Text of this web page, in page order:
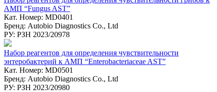
АМП “Fungus AST”
Кат. Номер: MD0401
Бренд: Autobio Diagnostics Co., Ltd
РУ: РЗН 2023/20978
Набор реагентов для определения чувствительности
энтеробактерий к АМП “Enterobacteriaceae AST”
Кат. Номер: MD0501
Бренд: Autobio Diagnostics Co., Ltd
РУ: РЗН 2023/20980